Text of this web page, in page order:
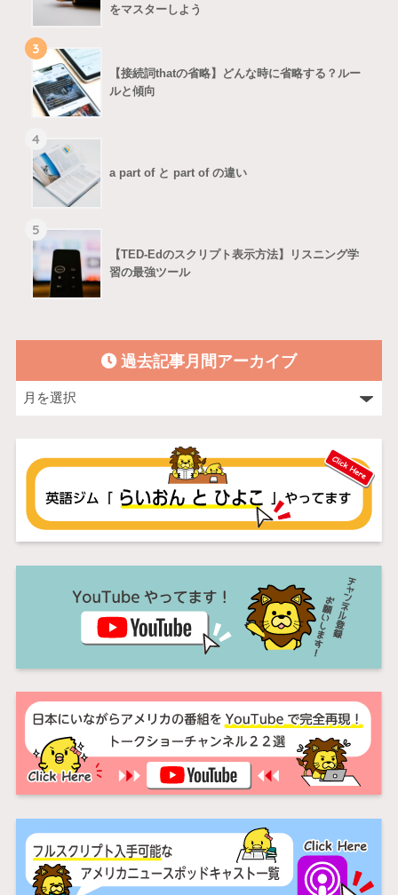
をマスターしよう
3
【接続詞thatの省略】どんな時に省略する？ルー
ルと傾向
4
a part of と part of の違い
5
【TED-Edのスクリプト表示方法】リスニング学
習の最強ツール
過去記事月間アーカイブ